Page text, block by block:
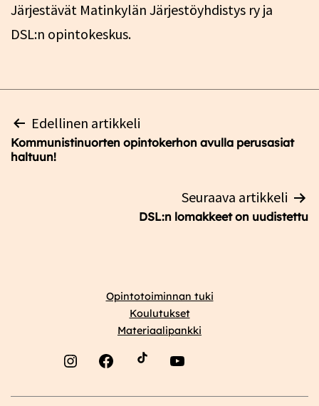
Järjestävät Matinkylän Järjestöyhdistys ry ja
DSL:n opintokeskus.
Artikkelien
selaus
Edellinen artikkeli
Kommunistinuorten opintokerhon avulla perusasiat
haltuun!
Seuraava artikkeli
DSL:n lomakkeet on uudistettu
Opintotoiminnan tuki
Koulutukset
Materiaalipankki